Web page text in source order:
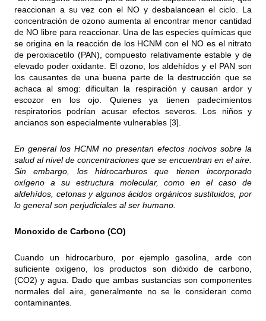
reaccionan a su vez con el NO y desbalancean el ciclo. La
concentración de ozono aumenta al encontrar menor cantidad
de NO libre para reaccionar. Una de las especies químicas que
se origina en la reacción de los HCNM con el NO es el nitrato
de peroxiacetilo (PAN), compuesto relativamente estable y de
elevado poder oxidante. El ozono, los aldehídos y el PAN son
los causantes de una buena parte de la destrucción que se
achaca al smog: dificultan la respiración y causan ardor y
escozor en los ojo. Quienes ya tienen padecimientos
respiratorios podrían acusar efectos severos. Los niños y
ancianos son especialmente vulnerables [3].
En general los HCNM no presentan efectos nocivos sobre la
salud al nivel de concentraciones que se encuentran en el aire.
Sin embargo, los hidrocarburos que tienen incorporado
oxígeno a su estructura molecular, como en el caso de
aldehídos, cetonas y algunos ácidos orgánicos sustituidos, por
lo general son perjudiciales al ser humano.
Monoxido de Carbono (CO)
Cuando un hidrocarburo, por ejemplo gasolina, arde con
suficiente oxígeno, los productos son dióxido de carbono,
(CO2) y agua. Dado que ambas sustancias son componentes
normales del aire, generalmente no se le consideran como
contaminantes.